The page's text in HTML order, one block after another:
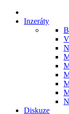
Inzeráty
Diskuze